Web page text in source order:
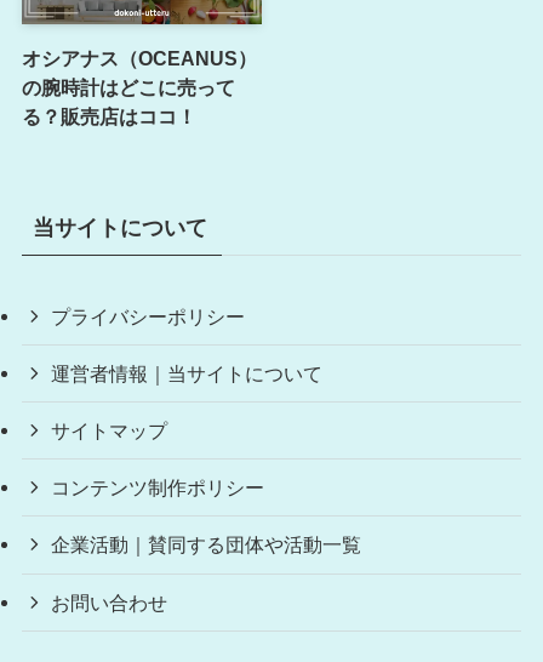
オシアナス（OCEANUS）
の腕時計はどこに売って
る？販売店はココ！
当サイトについて
プライバシーポリシー
運営者情報｜当サイトについて
サイトマップ
コンテンツ制作ポリシー
企業活動｜賛同する団体や活動一覧
お問い合わせ